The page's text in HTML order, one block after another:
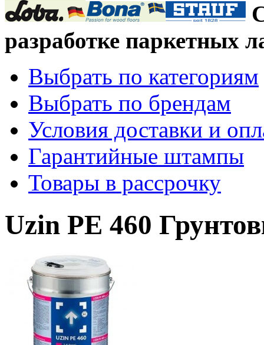
разработке паркетных
Выбрать по категориям
Выбрать по брендам
Условия доставки и
Гарантийные штампы
Товары в рассрочку
Uzin PE 460